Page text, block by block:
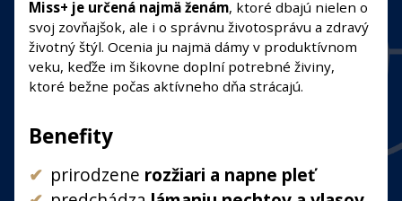
Miss+ je určená najmä ženám, ktoré dbajú nielen o
svoj zovňajšok, ale i o správnu životosprávu a zdravý
životný štýl. Ocenia ju najmä dámy v produktívnom
veku, keďže im šikovne doplní potrebné živiny,
ktoré bežne počas aktívneho dňa strácajú.
Benefity
prirodzene rozžiari a napne pleť